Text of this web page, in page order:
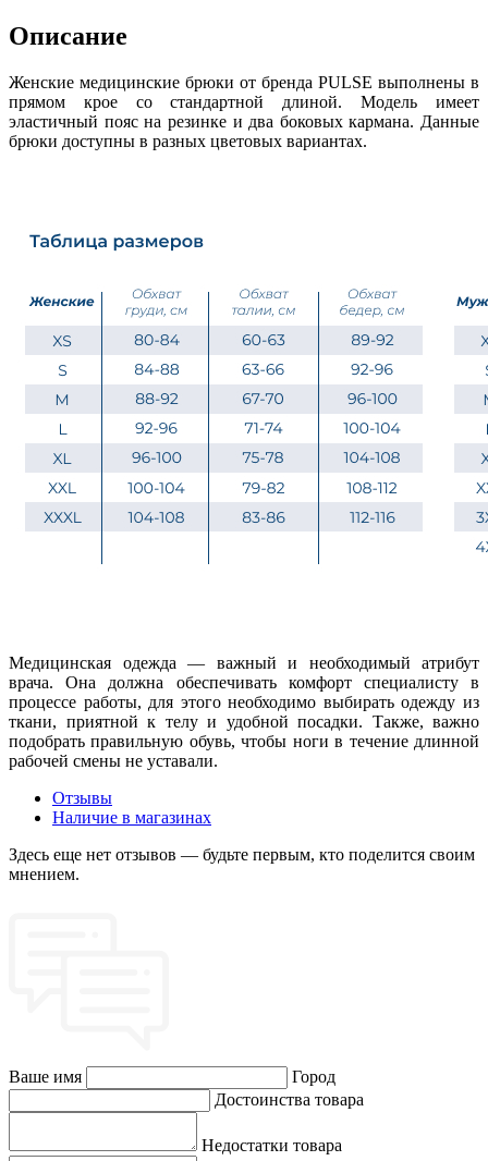
Описание
Женские медицинские брюки от бренда PULSE выполнены в
прямом крое со стандартной длиной. Модель имеет
эластичный пояс на резинке и два боковых кармана. Данные
брюки доступны в разных цветовых вариантах.
Медицинская одежда — важный и необходимый атрибут
врача. Она должна обеспечивать комфорт специалисту в
процессе работы, для этого необходимо выбирать одежду из
ткани, приятной к телу и удобной посадки. Также, важно
подобрать правильную обувь, чтобы ноги в течение длинной
рабочей смены не уставали.
Отзывы
Наличие в магазинах
Здесь еще нет отзывов — будьте первым, кто поделится своим
мнением.
Ваше имя
Город
Достоинства товара
Недостатки товара